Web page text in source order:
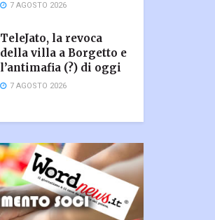
7 AGOSTO 2026
TeleJato, la revoca
della villa a Borgetto e
l’antimafia (?) di oggi
7 AGOSTO 2026